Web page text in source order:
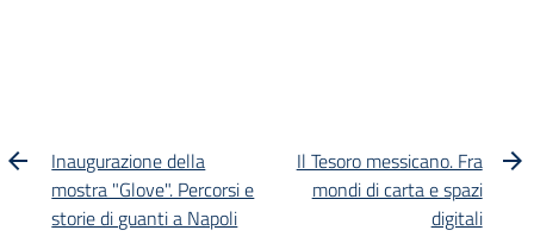
Inaugurazione della
mostra "Glove". Percorsi e
storie di guanti a Napoli
Il Tesoro messicano. Fra
mondi di carta e spazi
digitali